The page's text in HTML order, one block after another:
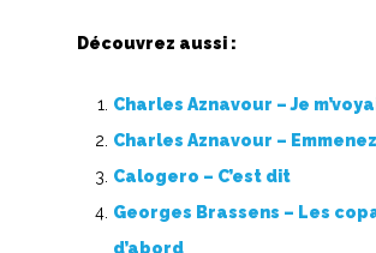
Découvrez aussi :
Charles Aznavour – Je
Charles Aznavour –
Calogero – C’est dit
Georges Brassens – Les
d’abord